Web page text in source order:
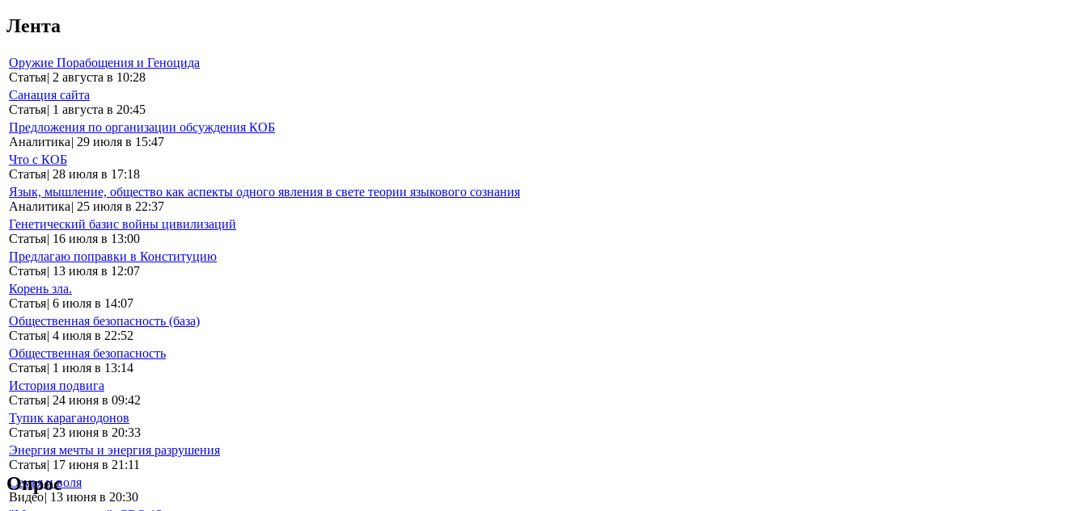
Лента
Оружие Порабощения и Геноцида
Статья| 2 августа в 10:28
Санация сайта
Статья| 1 августа в 20:45
Предложения по организации обсуждения КОБ
Аналитика| 29 июля в 15:47
Что с КОБ
Статья| 28 июля в 17:18
Язык, мышление, общество как аспекты одного явления в свете теории языкового сознания
Аналитика| 25 июля в 22:37
Генетический базис войны цивилизаций
Статья| 16 июля в 13:00
Предлагаю поправки в Конституцию
Статья| 13 июля в 12:07
Корень зла.
Статья| 6 июля в 14:07
Общественная безопасность (база)
Статья| 4 июля в 22:52
Общественная безопасность
Статья| 1 июля в 13:14
История подвига
Статья| 24 июня в 09:42
Тупик караганодонов
Статья| 23 июня в 20:33
Энергия мечты и энергия разрушения
Статья| 17 июня в 21:11
Семья и воля
Видео| 13 июня в 20:30
Опрос